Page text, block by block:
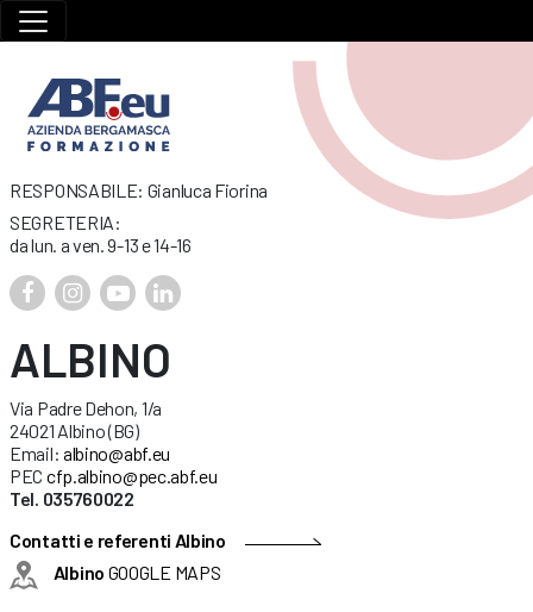
RESPONSABILE: Gianluca Fiorina
SEGRETERIA:
da lun. a ven. 9-13 e 14-16
ALBINO
Via Padre Dehon, 1/a
24021 Albino (BG)
Email: albino@abf.eu
PEC cfp.albino@pec.abf.eu
Tel. 035760022
Contatti e referenti Albino
Albino GOOGLE MAPS